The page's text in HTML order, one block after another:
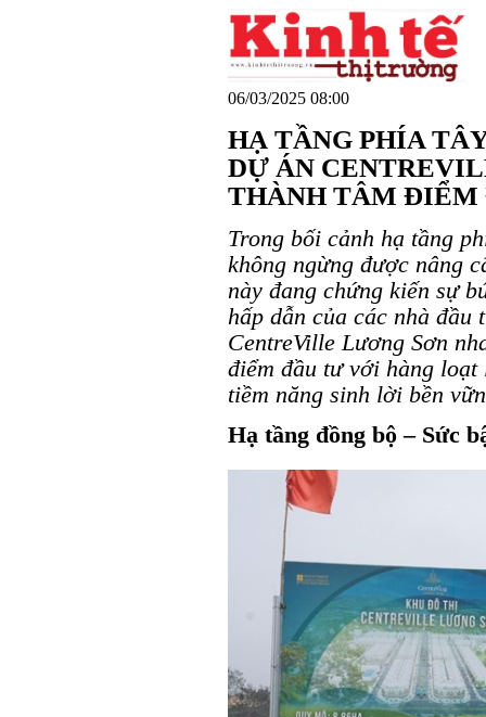
06/03/2025 08:00
HẠ TẦNG PHÍA
DỰ ÁN
THÀNH TÂM ĐIỂM
Trong bối cảnh hạ tầng
không ngừng được nâng
này đang chứng kiến sự
hấp dẫn của các nhà
CentreVille Lương Sơn
điểm đầu tư với hàng
tiềm năng sinh lời bền
Hạ tầng đồng bộ – Sức